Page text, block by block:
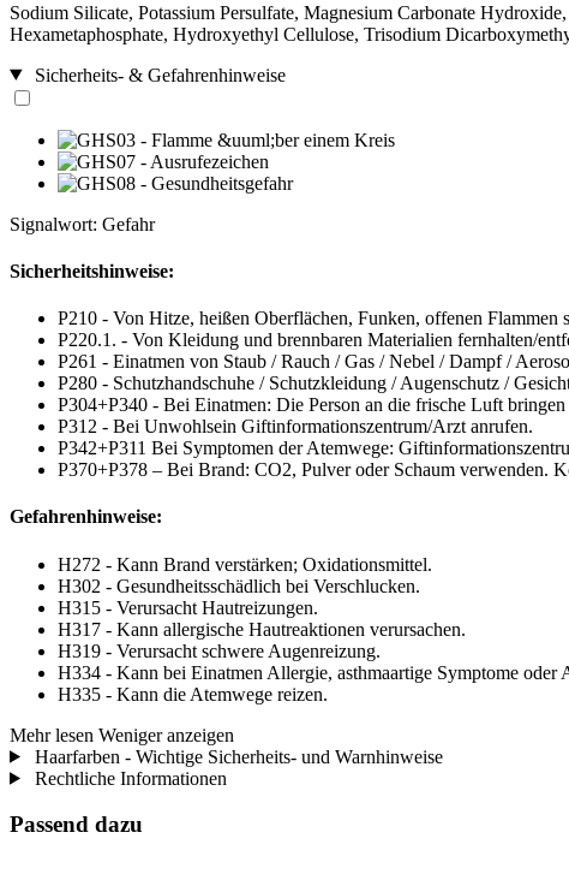
Sodium Silicate, Potassium Persulfate, Magnesium Carbonate
Hexametaphosphate, Hydroxyethyl Cellulose, Trisodium
Sicherheits- & Gefahrenhinweise
Signalwort: Gefahr
Sicherheitshinweise:
P210 - Von Hitze, heißen Oberflächen, Funken, offenen
P220.1. - Von Kleidung und brennbaren Materialien fernhalten/
P261 - Einatmen von Staub / Rauch / Gas / Nebel / Dampf /
P280 - Schutzhandschuhe / Schutzkleidung / Augenschutz /
P304+P340 - Bei Einatmen: Die Person an die frische Luft
P312 - Bei Unwohlsein Giftinformationszentrum/Arzt anrufen.
P342+P311 Bei Symptomen der Atemwege:
P370+P378 – Bei Brand: CO2, Pulver oder Schaum verwenden.
Gefahrenhinweise:
H272 - Kann Brand verstärken; Oxidationsmittel.
H302 - Gesundheitsschädlich bei Verschlucken.
H315 - Verursacht Hautreizungen.
H317 - Kann allergische Hautreaktionen verursachen.
H319 - Verursacht schwere Augenreizung.
H334 - Kann bei Einatmen Allergie, asthmaartige Symptome oder
H335 - Kann die Atemwege reizen.
Mehr lesen Weniger anzeigen
Haarfarben - Wichtige Sicherheits- und Warnhinweise
Rechtliche Informationen
Passend dazu